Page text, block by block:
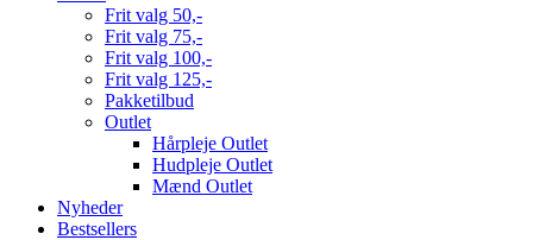
Frit valg 50,-
Frit valg 75,-
Frit valg 100,-
Frit valg 125,-
Pakketilbud
Outlet
Hårpleje Outlet
Hudpleje Outlet
Mænd Outlet
Nyheder
Bestsellers